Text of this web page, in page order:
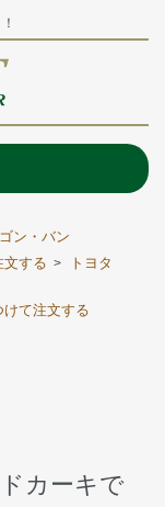
ン・バン
文する > トヨタ
て注文する
カーキで